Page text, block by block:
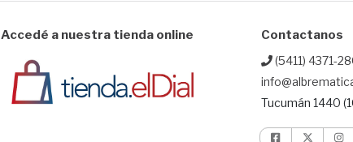
Accedé a nuestra tienda online Contactanos
(5411) 4371-
Tucumán 1440